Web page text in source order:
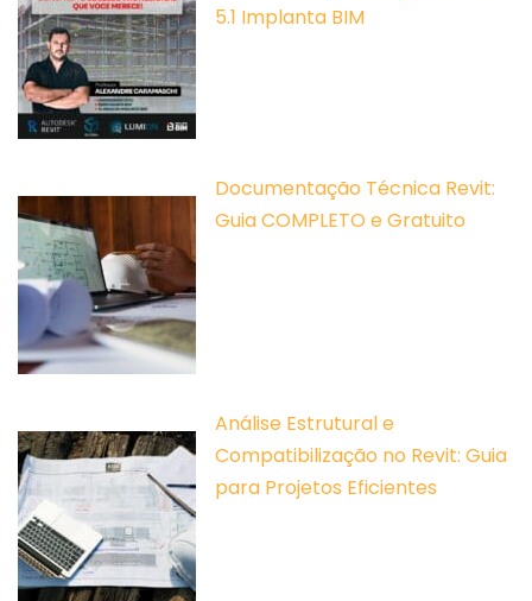
5.1 Implanta BIM
Documentação Técnica Revit:
Guia COMPLETO e Gratuito
Análise Estrutural e
Compatibilização no Revit: Guia
para Projetos Eficientes